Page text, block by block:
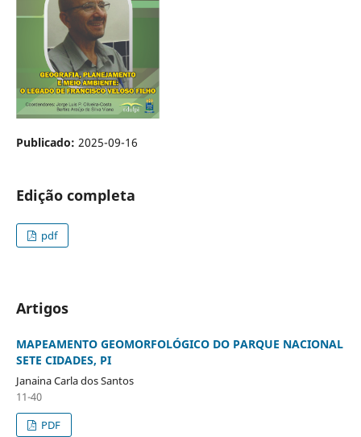
Publicado: 2025-09-16
Edição completa
pdf
Artigos
MAPEAMENTO GEOMORFOLÓGICO DO PARQUE NACIONAL
SETE CIDADES, PI
Janaina Carla dos Santos
11-40
PDF